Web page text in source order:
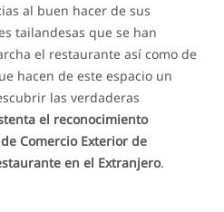
al buen hacer de sus
tailandesas que se han
el restaurante así como de
hacen de este espacio un
las verdaderas
el reconocimiento
Comercio Exterior de
en el Extranjero.